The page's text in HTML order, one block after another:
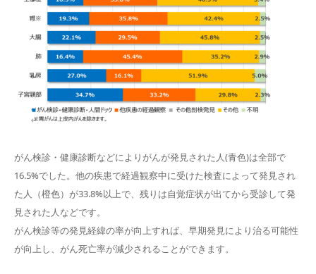
がん検診・健康診断などによりがんが発見された人(青色)は全部で
16.5%でした。他の疾患で経過観察中に受けた検査によって発見され
た人（橙色）が33.8%以上で、残りは自覚症状が出てから受診して発
見された人などです。
がん検診等の発見経緯の率が向上すれば、早期発見により治る可能性
が向上し、がん死亡率が減少されることができます。